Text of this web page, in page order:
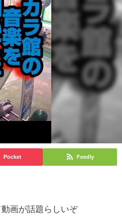
Pocket Feedly
動画が話題らしいぞ